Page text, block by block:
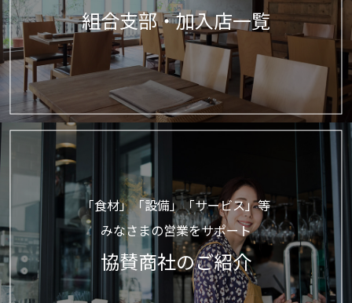
組合支部・加入店一覧
「食材」「設備」「サービス」等
みなさまの営業をサポート
協賛商社のご紹介